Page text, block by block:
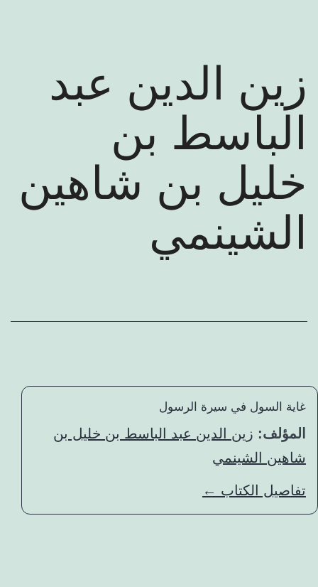
عرض كتب
زين الدين عبد
الباسط بن
خليل بن شاهين
الشينمي
غاية السول في سيرة الرسول
المؤلف: زين الدين عبد الباسط بن خليل بن
شاهين الشينمي
تفاصيل الكتاب ←